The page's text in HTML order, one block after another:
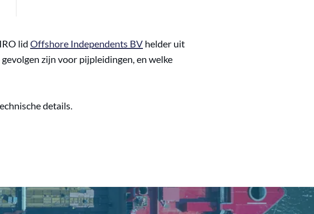
lid Offshore Independents BV helder uit
zijn voor pijpleidingen, en welke
details.